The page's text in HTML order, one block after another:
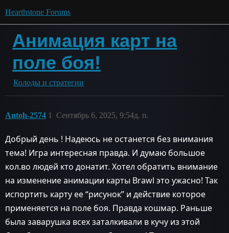
Hearthstone Forums
Анимация карт на
поле боя!
Колоды и стратегии
Antoh-2574 Сентябрь 6, 2025, 9:54д. п.
1
Добрый день ! Надеюсь не останется без внимания
тема! Игра интересная правда. И думаю большое
кол.во людей кто донатит. Хотел обратить внимание
на изменение анимации карты Brawl это ужасно! Так
испортить карту ее “рисунок” и действие которое
применяется на поле боя. Правда кошмар. Раньше
была заварушка всех заталкивали в кучу из этой